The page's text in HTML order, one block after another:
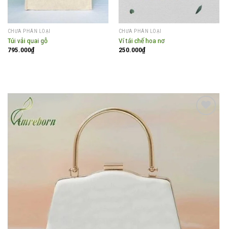
CHƯA PHÂN LOẠI
Túi vải quai gỗ
795.000₫
CHƯA PHÂN LOẠI
Ví tái chế hoa nơ
250.000₫